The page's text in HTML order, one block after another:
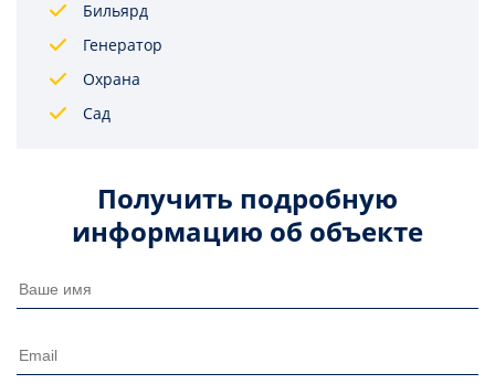
Бильярд
Генератор
Охрана
Сад
Получить подробную
информацию об объекте